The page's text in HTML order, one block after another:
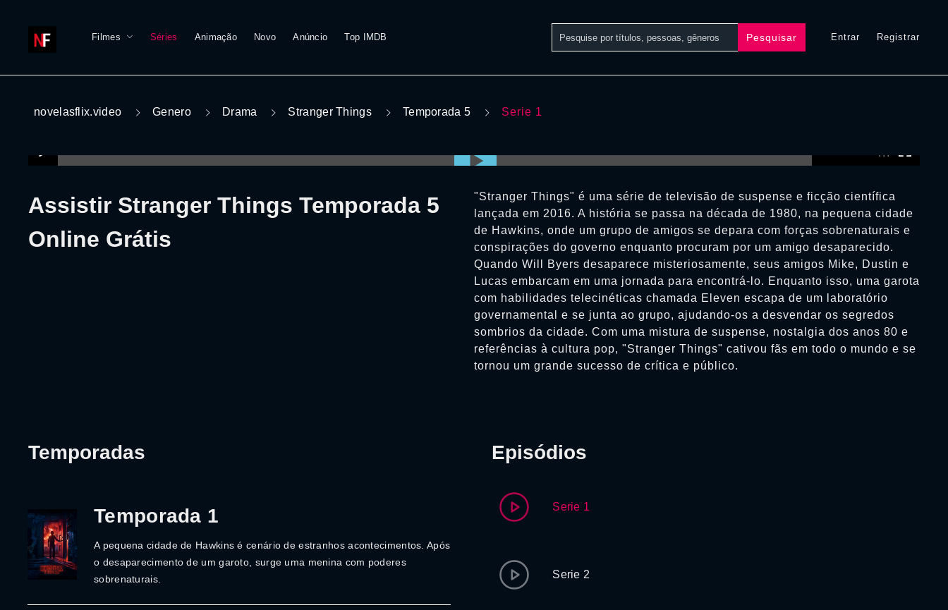
Filmes Séries Animação Novo Anúncio Top IMDB Pesquisar Entrar Registrar
novelasflix.video Genero Drama Stranger Things Temporada 5 Serie 1
Assistir Stranger Things Temporada 5
Online Grátis
"Stranger Things" é uma série de televisão de suspense e ficção científica
lançada em 2016. A história se passa na década de 1980, na pequena cidade
de Hawkins, onde um grupo de amigos se depara com forças sobrenaturais e
conspirações do governo enquanto procuram por um amigo desaparecido.
Quando Will Byers desaparece misteriosamente, seus amigos Mike, Dustin e
Lucas embarcam em uma jornada para encontrá-lo. Enquanto isso, uma garota
com habilidades telecinéticas chamada Eleven escapa de um laboratório
governamental e se junta ao grupo, ajudando-os a desvendar os segredos
sombrios da cidade. Com uma mistura de suspense, nostalgia dos anos 80 e
referências à cultura pop, "Stranger Things" cativou fãs em todo o mundo e se
tornou um grande sucesso de crítica e público.
Temporadas
Temporada 1
A pequena cidade de Hawkins é cenário de estranhos acontecimentos. Após
o desaparecimento de um garoto, surge uma menina com poderes
sobrenaturais.
Episódios
Serie 1
Serie 2